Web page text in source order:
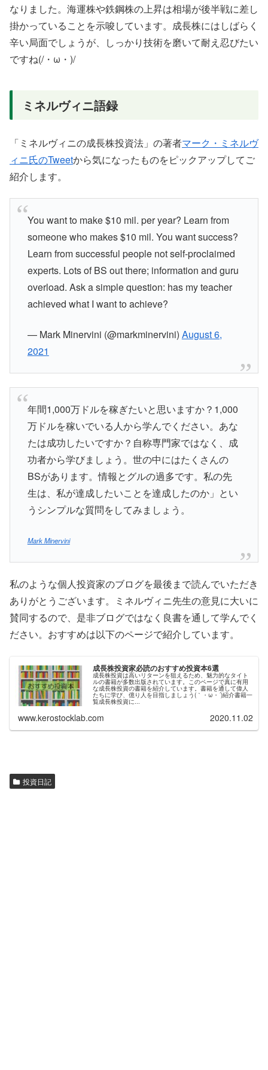
なりました。海運株や鉄鋼株の上昇は相場が後半戦に差し
掛かっていることを示唆しています。成長株にはしばらく
辛い局面でしょうが、しっかり技術を磨いて耐え忍びたい
ですね(/・ω・)/
ミネルヴィニ語録
「ミネルヴィニの成長株投資法」の著者マーク・ミネルヴ
ィニ氏のTweetから気になったものをピックアップしてご
紹介します。
You want to make $10 mil. per year? Learn from
someone who makes $10 mil. You want success?
Learn from successful people not self-proclaimed
experts. Lots of BS out there; information and guru
overload. Ask a simple question: has my teacher
achieved what I want to achieve?
— Mark Minervini (@markminervini) August 6,
2021
年間1,000万ドルを稼ぎたいと思いますか？1,000
万ドルを稼いでいる人から学んでください。あな
たは成功したいですか？自称専門家ではなく、成
功者から学びましょう。世の中にはたくさんの
BSがあります。情報とグルの過多です。私の先
生は、私が達成したいことを達成したのか」とい
うシンプルな質問をしてみましょう。
Mark Minervini
私のような個人投資家のブログを最後まで読んでいただき
ありがとうございます。ミネルヴィニ先生の意見に大いに
賛同するので、是非ブログではなく良書を通して学んでく
ださい。おすすめは以下のページで紹介しています。
成長株投資家必読のおすすめ投資本6選
成長株投資は高いリターンを狙えるため、魅力的なタイト
ルの書籍が多数出版されています。このページで真に有用
な成長株投資の書籍を紹介しています。書籍を通して偉人
たちに学び、億り人を目指しましょう(｀・ω・´)紹介書籍一
覧成長株投資に...
www.kerostocklab.com 2020.11.02
投資日記